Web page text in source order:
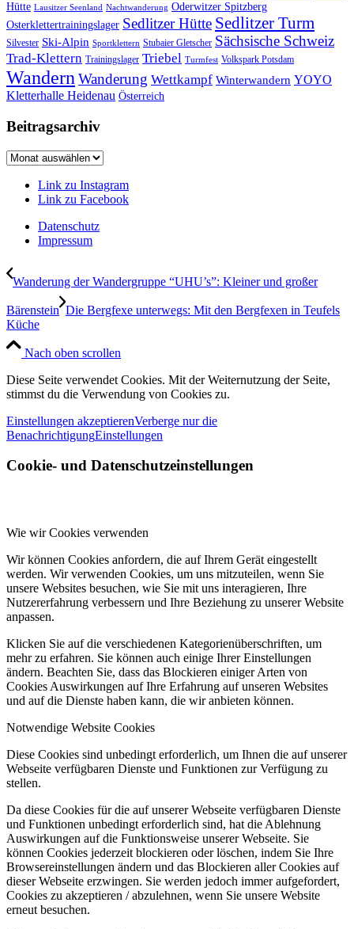
Hütte Lausitzer Seenland Nachtwanderung Oderwitzer Spitzberg
Osterklettertrainingslager Sedlitzer Hütte Sedlitzer Turm
Silvester Ski-Alpin Sportklettern Stubaier Gletscher Sächsische Schweiz
Trad-Klettern Trainingslager Triebel Turmfest Volkspark Potsdam
Wandern Wanderung Wettkampf Winterwandern YOYO
Kletterhalle Heidenau Österreich
Beitragsarchiv
Beitragsarchiv
Link zu Instagram
Link zu Facebook
Datenschutz
Impressum
Wanderung der Wandergruppe “UHU’s”: Kleiner und großer
Bärenstein Die Bergfexe unterwegs: Mit den Bergfexen in Teufels
Küche
Nach oben scrollen
Diese Seite verwendet Cookies. Mit der Weiternutzung der Seite,
stimmst du die Verwendung von Cookies zu.
Einstellungen akzeptierenVerberge nur die
BenachrichtigungEinstellungen
Cookie- und Datenschutzeinstellungen
Wie wir Cookies verwenden
Wir können Cookies anfordern, die auf Ihrem Gerät eingestellt
werden. Wir verwenden Cookies, um uns mitzuteilen, wenn Sie
unsere Websites besuchen, wie Sie mit uns interagieren, Ihre
Nutzererfahrung verbessern und Ihre Beziehung zu unserer Website
anpassen.
Klicken Sie auf die verschiedenen Kategorienüberschriften, um
mehr zu erfahren. Sie können auch einige Ihrer Einstellungen
ändern. Beachten Sie, dass das Blockieren einiger Arten von
Cookies Auswirkungen auf Ihre Erfahrung auf unseren Websites
und auf die Dienste haben kann, die wir anbieten können.
Notwendige Website Cookies
Diese Cookies sind unbedingt erforderlich, um Ihnen die auf unserer
Webseite verfügbaren Dienste und Funktionen zur Verfügung zu
stellen.
Da diese Cookies für die auf unserer Webseite verfügbaren Dienste
und Funktionen unbedingt erforderlich sind, hat die Ablehnung
Auswirkungen auf die Funktionsweise unserer Webseite. Sie
können Cookies jederzeit blockieren oder löschen, indem Sie Ihre
Browsereinstellungen ändern und das Blockieren aller Cookies auf
dieser Webseite erzwingen. Sie werden jedoch immer aufgefordert,
Cookies zu akzeptieren / abzulehnen, wenn Sie unsere Website
erneut besuchen.